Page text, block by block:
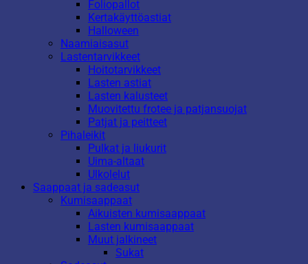
Foliopallot
Kertakäyttöastiat
Halloween
Naamiaisasut
Lastentarvikkeet
Hoitotarvikkeet
Lasten astiat
Lasten kalusteet
Muovitettu frotee ja patjansuojat
Patjat ja peitteet
Pihaleikit
Pulkat ja liukurit
Uima-altaat
Ulkolelut
Saappaat ja sadeasut
Kumisaappaat
Aikuisten kumisaappaat
Lasten kumisaappaat
Muut jalkineet
Sukat